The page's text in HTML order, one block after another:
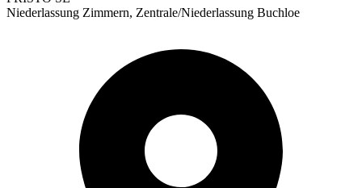
Niederlassung Zimmern, Zentrale/Niederlassung Buchloe